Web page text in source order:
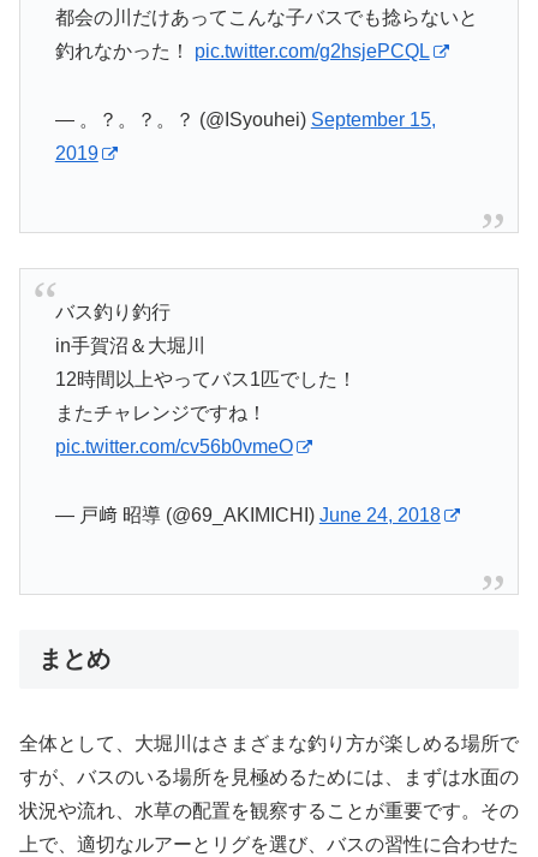
都会の川だけあってこんな子バスでも捻らないと
釣れなかった！ pic.twitter.com/g2hsjePCQL
— 。？。？。？ (@ISyouhei) September 15,
2019
バス釣り釣行
in手賀沼＆大堀川
12時間以上やってバス1匹でした！
またチャレンジですね！
pic.twitter.com/cv56b0vmeO
— 戸﨑 昭導 (@69_AKIMICHI) June 24, 2018
まとめ
全体として、大堀川はさまざまな釣り方が楽しめる場所で
すが、バスのいる場所を見極めるためには、まずは水面の
状況や流れ、水草の配置を観察することが重要です。その
上で、適切なルアーとリグを選び、バスの習性に合わせた